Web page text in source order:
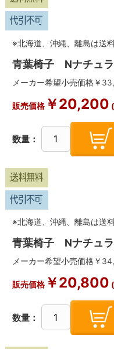
※北海道、沖縄、離島は送
青葉椅子 Nナチュ
メーカー希望小売価格￥
販売価格￥20,200
数量：
※北海道、沖縄、離島は送
青葉椅子 Nナチュ
メーカー希望小売価格￥
販売価格￥20,800
数量：